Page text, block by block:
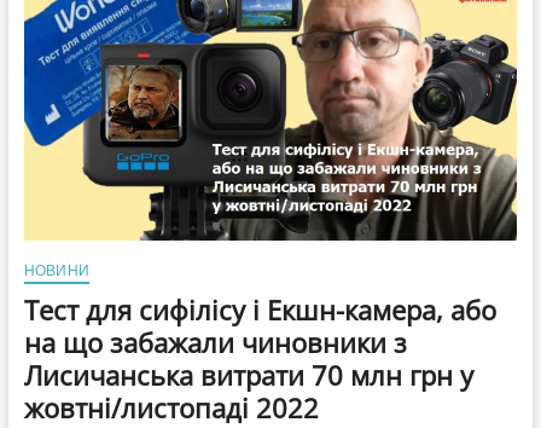
НОВИНИ
Тест для сифілісу і Екшн-камера, або
на що забажали чиновники з
Лисичанська витрати 70 млн грн у
жовтні/листопаді 2022